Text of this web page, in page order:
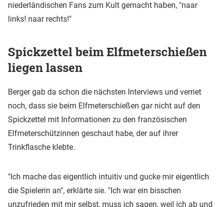
niederländischen Fans zum Kult gemacht haben, "naar
links! naar rechts!"
Spickzettel beim Elfmeterschießen
liegen lassen
Berger gab da schon die nächsten Interviews und verriet
noch, dass sie beim Elfmeterschießen gar nicht auf den
Spickzettel mit Informationen zu den französischen
Elfmeterschützinnen geschaut habe, der auf ihrer
Trinkflasche klebte.
"Ich mache das eigentlich intuitiv und gucke mir eigentlich
die Spielerin an", erklärte sie. "Ich war ein bisschen
unzufrieden mit mir selbst, muss ich sagen, weil ich ab und